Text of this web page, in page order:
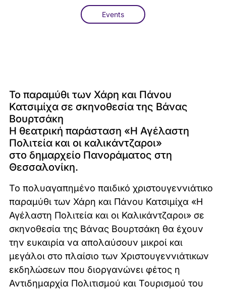
Events
Το παραμύθι των Χάρη και Πάνου
Κατσιμίχα σε σκηνοθεσία της Βάνας
Βουρτσάκη
Η θεατρική παράσταση «Η Αγέλαστη
Πολιτεία και οι καλικάντζαροι»
στο δημαρχείο Πανοράματος στη
Θεσσαλονίκη.
Το πολυαγαπημένο παιδικό χριστουγεννιάτικο
παραμύθι των Χάρη και Πάνου Κατσιμίχα «Η
Αγέλαστη Πολιτεία και οι Καλικάντζαροι» σε
σκηνοθεσία της Βάνας Βουρτσάκη θα έχουν
την ευκαιρία να απολαύσουν μικροί και
μεγάλοι στο πλαίσιο των Χριστουγεννιάτικων
εκδηλώσεων που διοργανώνει φέτος η
Αντιδημαρχία Πολιτισμού και Τουρισμού του